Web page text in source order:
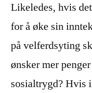
Likeledes, hvis
for å øke sin
på velferdsyting
ønsker mer
sosialtrygd? Hvis